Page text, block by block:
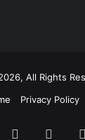
All Rights
Privacy Policy
Twitter